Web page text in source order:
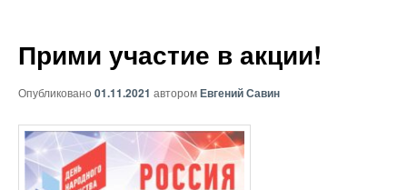
Прими участие в акции!
Опубликовано 01.11.2021 авторомЕвгений Савин